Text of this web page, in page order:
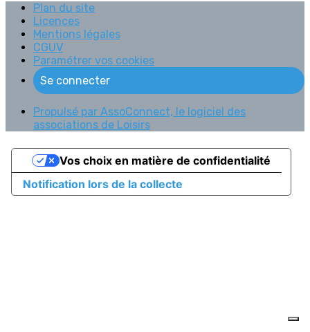
Plan du site
Licences
Mentions légales
CGUV
Paramétrer vos cookies
Se connecter
Propulsé par AssoConnect, le logiciel des
associations de Loisirs
Notification lors de la collecte
Vos choix en matière de confidentialité